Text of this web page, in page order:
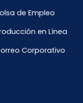
de Empleo
en Línea
Corporativo